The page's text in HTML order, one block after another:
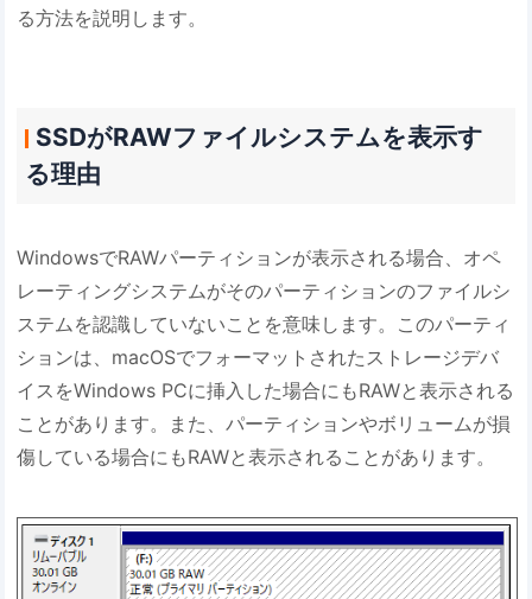
る方法を説明します。
SSDがRAWファイルシステムを表示す
る理由
WindowsでRAWパーティションが表示される場合、オペ
レーティングシステムがそのパーティションのファイルシ
ステムを認識していないことを意味します。このパーティ
ションは、macOSでフォーマットされたストレージデバ
イスをWindows PCに挿入した場合にもRAWと表示される
ことがあります。また、パーティションやボリュームが損
傷している場合にもRAWと表示されることがあります。